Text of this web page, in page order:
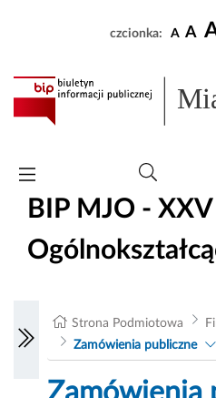
czcionka: A A
BIP MJO -
Strona Podmiotowa
Zamówienia publiczne